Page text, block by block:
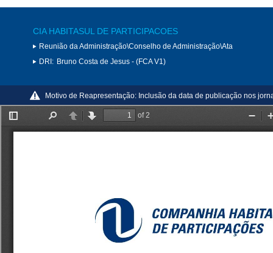
CIA HABITASUL DE PARTICIPACOES
Reunião da Administração\Conselho de Administração\Ata
DRI: Bruno Costa de Jesus - (FCA V1)
Motivo de Reapresentação: Inclusão da data de publicação nos